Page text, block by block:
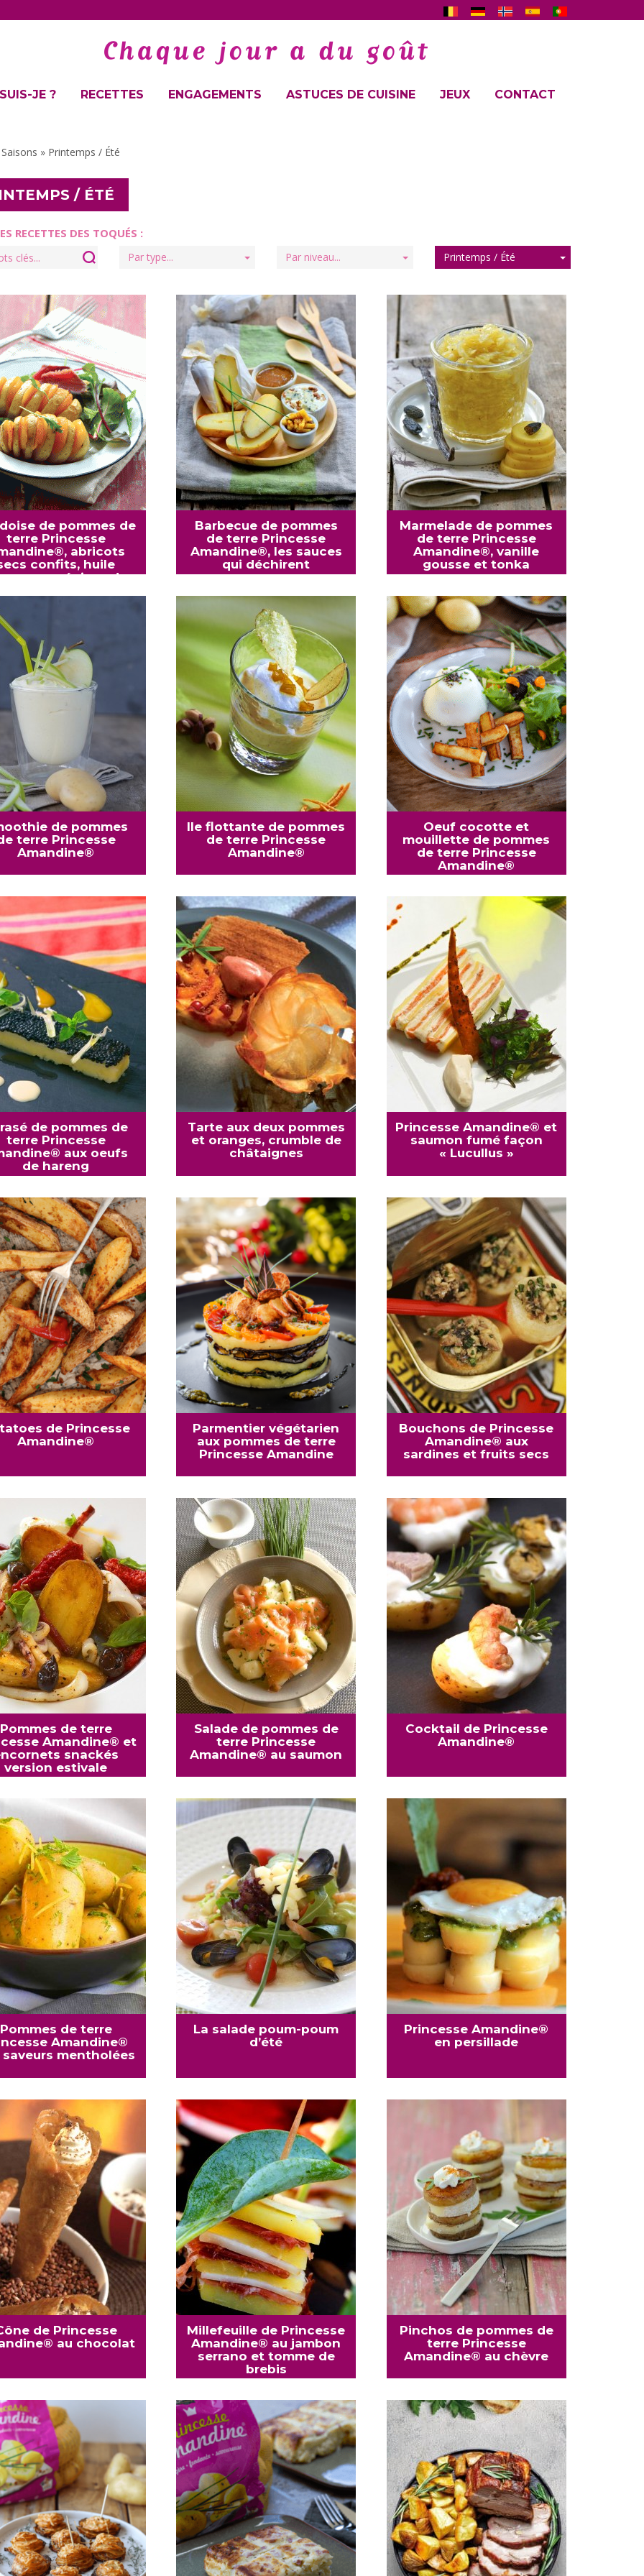
JE ? RECETTES ENGAGEMENTS ASTUCES DE CUISINE JEUX CONTACT
Saisons » Printemps / Été
/ ÉTÉ
RECETTES DES TOQUÉS :
Par type... Par niveau... Printemps / Été
de pommes de
terre Princesse
abricots
confits, huile
aux épices du
Barbecue de pommes
de terre Princesse
Amandine®, les sauces
qui déchirent
Marmelade de pommes
de terre Princesse
Amandine®, vanille
gousse et tonka
de pommes
terre Princesse
Amandine®
Ile flottante de pommes
de terre Princesse
Amandine®
Oeuf cocotte et
mouillette de pommes
de terre Princesse
Amandine®
de pommes de
terre Princesse
aux oeufs
de hareng
Tarte aux deux pommes
et oranges, crumble de
châtaignes
Princesse Amandine® et
saumon fumé façon
« Lucullus »
de Princesse
Amandine®
Parmentier végétarien
aux pommes de terre
Princesse Amandine
Bouchons de Princesse
Amandine® aux
sardines et fruits secs
Pommes de terre
Amandine® et
snackés
version estivale
Salade de pommes de
terre Princesse
Amandine® au saumon
Cocktail de Princesse
Amandine®
Pommes de terre
Amandine®
saveurs mentholées
La salade poum-poum
d’été
Princesse Amandine®
en persillade
de Princesse
au chocolat
Millefeuille de Princesse
Amandine® au jambon
serrano et tomme de
brebis
Pinchos de pommes de
terre Princesse
Amandine® au chèvre